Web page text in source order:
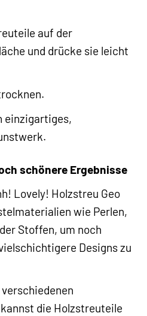
auf der
und drücke sie leicht
einzigartiges,
schönere Ergebnisse
Lovely! Holzstreu Geo
wie Perlen,
Stoffen, um noch
Designs zu
die Holzstreuteile